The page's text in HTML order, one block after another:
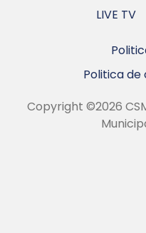
LIVE TV
Politica
Copyright ©2026